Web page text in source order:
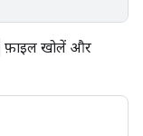
फ़ाइल खोलें और